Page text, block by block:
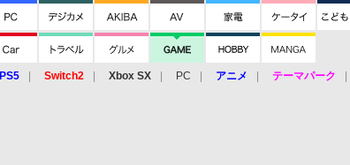
PS5 Switch2 Xbox SX PC アニメ テーマパーク